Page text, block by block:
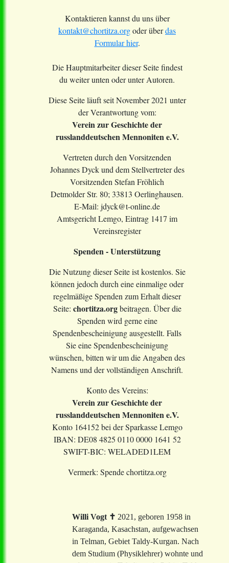
Kontaktieren kannst du uns über
kontakt@chortitza.orgoder überdas
Formular hier.
Die Hauptmitarbeiter dieser Seite findest
du weiter unten oder unter Autoren.
Diese Seite läuft seit November 2021 unter
der Verantwortung vom:
Verein zur Geschichte der
russlanddeutschen Mennoniten e.V.
Vertreten durch den Vorsitzenden
Johannes Dyck und dem Stellvertreter des
Vorsitzenden Stefan Fröhlich
Detmolder Str. 80; 33813 Oerlinghausen.
E-Mail: jdyck@t-online.de
Amtsgericht Lemgo, Eintrag 1417 im
Vereinsregister
Spenden - Unterstützung
Die Nutzung dieser Seite ist kostenlos. Sie
können jedoch durch eine einmalige oder
regelmäßige Spenden zum Erhalt dieser
Seite: chortitza.orgbeitragen. Über die
Spenden wird gerne eine
Spendenbescheinigung ausgestellt. Falls
Sie eine Spendenbescheinigung
wünschen, bitten wir um die Angaben des
Namens und der vollständigen Anschrift.
Konto des Vereins:
Verein zur Geschichte der
russlanddeutschen Mennoniten e.V.
Konto 164152 bei der Sparkasse Lemgo
IBAN: DE08 4825 0110 0000 1641 52
SWIFT-BIC: WELADED1LEM
Vermerk: Spende chortitza.org
Willi Vogt ✝ 2021, geboren 1958 in
Karaganda, Kasachstan, aufgewachsen
in Telman, Gebiet Taldy-Kurgan. Nach
dem Studium (Physiklehrer) wohnte und